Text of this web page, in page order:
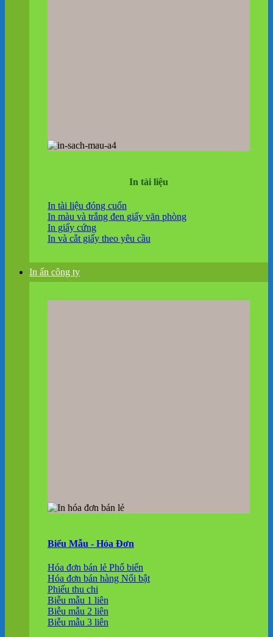
In tài liệu
In tài liệu đóng cuốn
In màu và trắng đen giấy văn phòng
In giấy cứng
In và cắt giấy theo yêu cầu
In ấn công ty
Biểu Mẫu - Hóa Đơn
Hóa đơn bán lẻ
Hóa đơn bán hàng
Phiếu thu chi
Biễu mẫu 1 liên
Biễu mẫu 2 liên
Biễu mẫu 3 liên